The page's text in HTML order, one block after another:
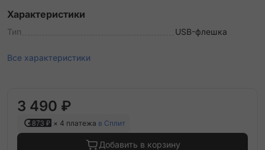
Характеристики
Тип USB-флешка
Все характеристики
3 490 ₽
873 ₽ × 4 платежа в Сплит
Добавить в корзину